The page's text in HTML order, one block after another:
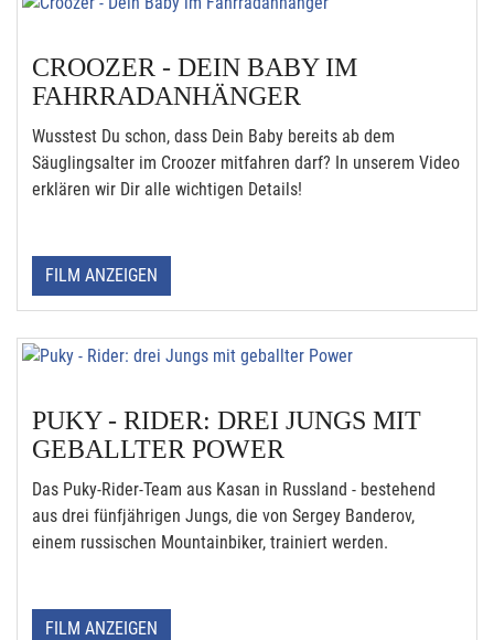
CROOZER - DEIN BABY IM
FAHRRADANHÄNGER
Wusstest Du schon, dass Dein Baby bereits ab dem
Säuglingsalter im Croozer mitfahren darf? In unserem Video
erklären wir Dir alle wichtigen Details!
FILM ANZEIGEN
PUKY - RIDER: DREI JUNGS MIT
GEBALLTER POWER
Das Puky-Rider-Team aus Kasan in Russland - bestehend
aus drei fünfjährigen Jungs, die von Sergey Banderov,
einem russischen Mountainbiker, trainiert werden.
FILM ANZEIGEN